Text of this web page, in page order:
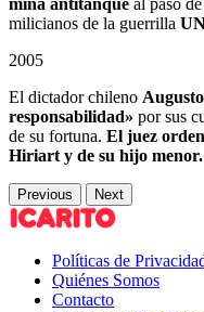
milicianos de la guerrilla
2005
El dictador chileno
responsabilidad» por sus
de su fortuna. El juez
Hiriart y de su hijo menor.
Previous Next
Políticas de
Quiénes Somos
Contacto